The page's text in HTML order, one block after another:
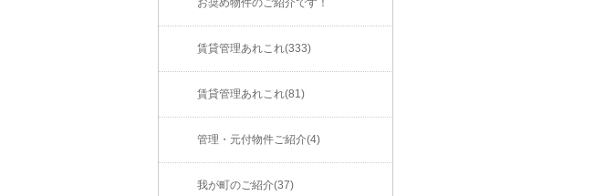
お奨め物件のご紹介です！
賃貸管理あれこれ(333)
賃貸管理あれこれ(81)
管理・元付物件ご紹介(4)
我が町のご紹介(37)